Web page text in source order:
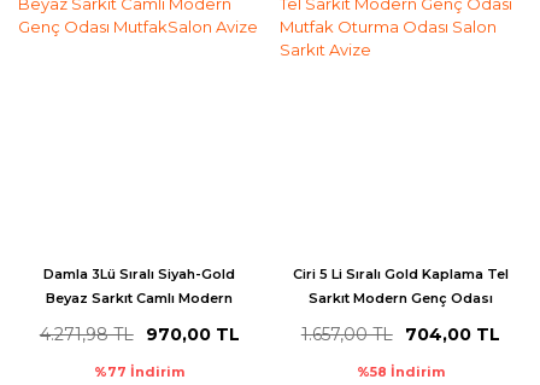
Damla 3Lü Sıralı Siyah-Gold
Beyaz Sarkıt Camlı Modern
4.271,98 TL 970,00 TL
%77 İndirim
Ciri 5 Li Sıralı Gold Kaplama Tel
Sarkıt Modern Genç Odası
Sarkıt Avize
1.657,00 TL 704,00 TL
%58 İndirim